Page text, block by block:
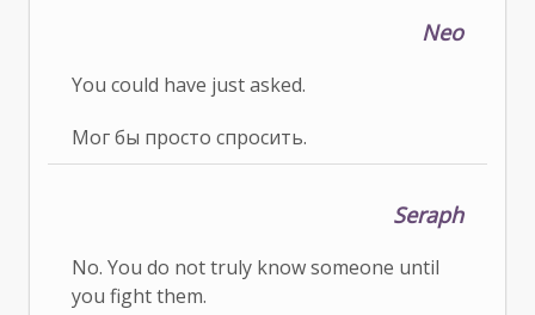
Neo
You could have just asked.
Мог бы просто спросить.
Seraph
No. You do not truly know someone until
you fight them.